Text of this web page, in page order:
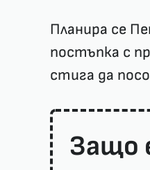
Планира се
постъпка с
стига да
Защо